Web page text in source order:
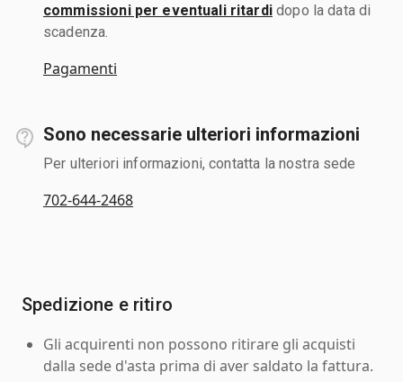
commissioni per eventuali ritardidopo la data di
scadenza.
Pagamenti
Sono necessarie ulteriori informazioni
Per ulteriori informazioni, contatta la nostra sede
702-644-2468
Spedizione e ritiro
Gli acquirenti non possono ritirare gli acquisti
dalla sede d'asta prima di aver saldato la fattura.